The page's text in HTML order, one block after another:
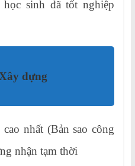
sinh đã tốt nghiệp
dựng
nhất (Bản sao công
nhận tạm thời